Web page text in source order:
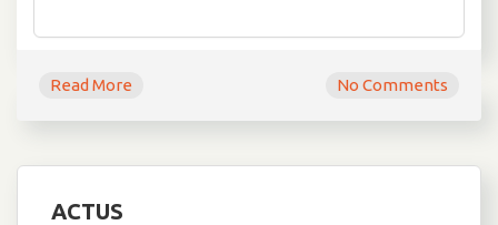
Read More No Comments
ACTUS